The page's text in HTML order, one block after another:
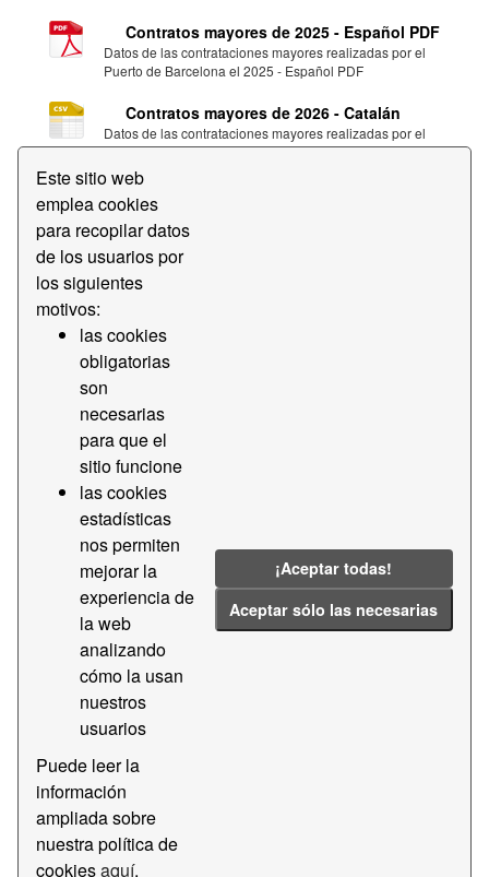
Este sitio web
emplea cookies
para recopilar datos
de los usuarios por
los siguientes
motivos:
las cookies
obligatorias
son
necesarias
para que el
sitio funcione
las cookies
estadísticas
nos permiten
mejorar la
experiencia de
la web
analizando
cómo la usan
nuestros
usuarios
Puede leer la
información
ampliada sobre
nuestra política de
cookiesaquí.
¡Aceptar todas!
Aceptar sólo las necesarias
Contratos mayores de 2025 - Español PDF
Datos de las contrataciones mayores realizadas por el
Puerto de Barcelona el 2025 - Español PDF
Contratos mayores de 2026 - Catalán
Datos de las contrataciones mayores realizadas por el
Puerto de Barcelona el 2026 - Catalán
Contratos mayores de 2026 - Español
Datos de las contrataciones mayores realizadas por el
Puerto de Barcelona el 2026 - Español
Contratos mayores de 2026 - Catalán PDF
Datos de las contrataciones mayores realizadas por el
Contratos mayores de 2026 - Español PDF
Datos de las contrataciones mayores realizadas por el
Puerto de Barcelona el 2026 - Español PDF
2018 2019
2023
Contractació
Transparencia
Additional Info
Field
Last Updated
Created
Frecuencia
Tiempo